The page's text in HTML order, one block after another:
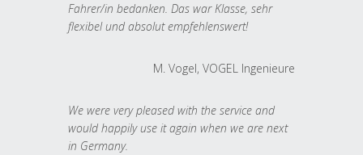
Fahrer/in bedanken. Das war Klasse, sehr
flexibel und absolut empfehlenswert!
M. Vogel, VOGEL Ingenieure
We were very pleased with the service and
would happily use it again when we are next
in Germany.